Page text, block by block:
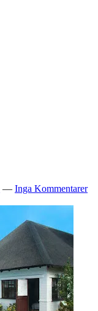
— Inga Kommentarer